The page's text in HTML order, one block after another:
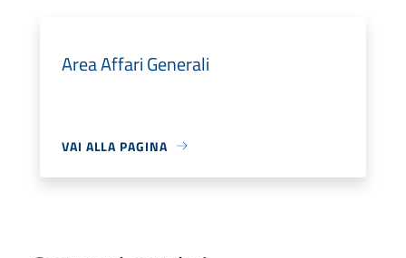
Area Affari Generali
VAI ALLA PAGINA